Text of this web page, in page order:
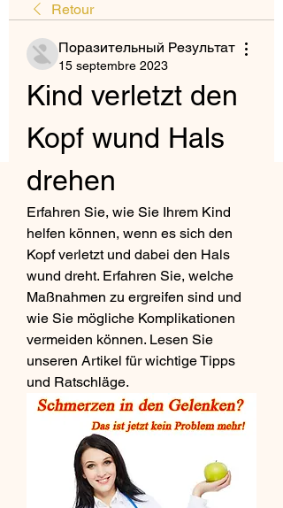
Retour
Поразительный Результат
15 septembre 2023
Kind verletzt den
Kopf wund Hals
drehen
Erfahren Sie, wie Sie Ihrem Kind
helfen können, wenn es sich den
Kopf verletzt und dabei den Hals
wund dreht. Erfahren Sie, welche
Maßnahmen zu ergreifen sind und
wie Sie mögliche Komplikationen
vermeiden können. Lesen Sie
unseren Artikel für wichtige Tipps
und Ratschläge.